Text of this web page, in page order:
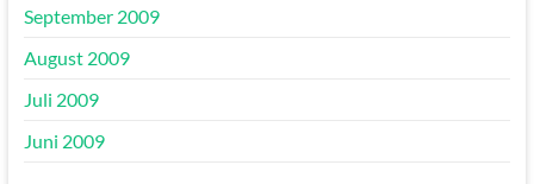
September 2009
August 2009
Juli 2009
Juni 2009